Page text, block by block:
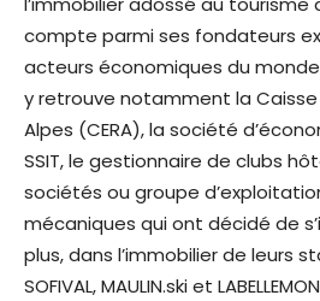
compte parmi ses fondateurs
acteurs économiques du
y retrouve notamment la Caisse
Alpes (CERA), la société
SSIT, le gestionnaire de clubs
sociétés ou groupe
mécaniques qui ont décidé de
plus, dans l’immobilier de leurs
SOFIVAL, MAULIN.ski et